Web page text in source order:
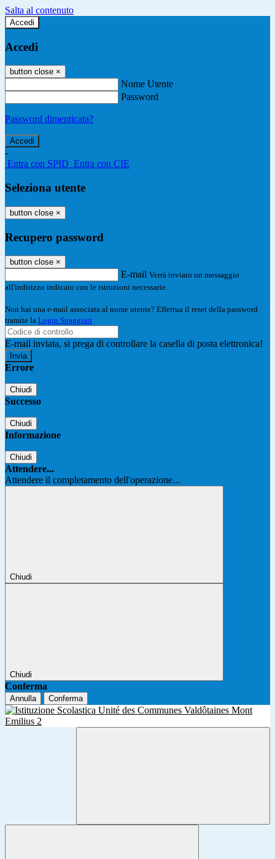
Salta al contenuto
Accedi
Accedi
button close ×
Nome Utente
Password
Password dimenticata?
-
Entra con SPID Entra con CIE
Seleziona utente
button close ×
Recupero password
button close ×
E-mail Verrà inviato un messaggio
all'indirizzo indicato con le istruzioni necessarie.
Non hai una e-mail associata al nome utente? Effettua il reset della password
tramite la Login Spaggiari
E-mail inviata, si prega di controllare la casella di posta elettronica!
Errore
Chiudi
Successo
Chiudi
Informazione
Chiudi
Attendere...
Attendere il completamento dell'operazione...
Chiudi
Chiudi
Conferma
Annulla Conferma